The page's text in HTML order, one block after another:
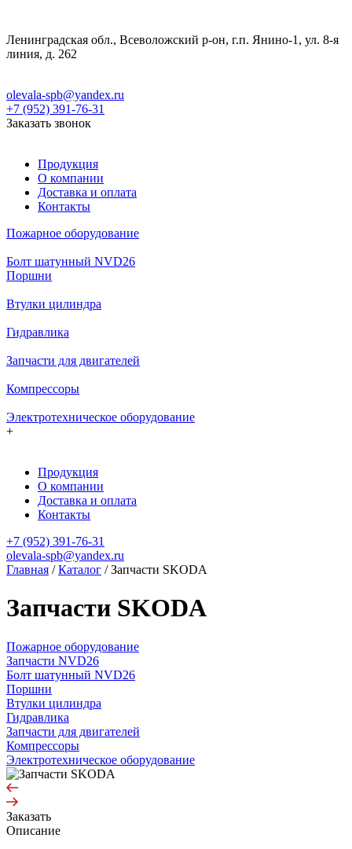
Ленинградская обл., Всеволожский р-он, г.п. Янино-1, ул. 8-я
линия, д. 262
olevala-spb@yandex.ru
+7 (952) 391-76-31
Заказать звонок
Продукция
О компании
Доставка и оплата
Контакты
Пожарное оборудование
Болт шатунный NVD26
Поршни
Втулки цилиндра
Гидравлика
Запчасти для двигателей
Компрессоры
Электротехническое оборудование
+
Продукция
О компании
Доставка и оплата
Контакты
+7 (952) 391-76-31
olevala-spb@yandex.ru
Главная /Каталог /Запчасти SKODA
Запчасти SKODA
Пожарное оборудование
Запчасти NVD26
Болт шатунный NVD26
Поршни
Втулки цилиндра
Гидравлика
Запчасти для двигателей
Компрессоры
Электротехническое оборудование
Заказать
Описание